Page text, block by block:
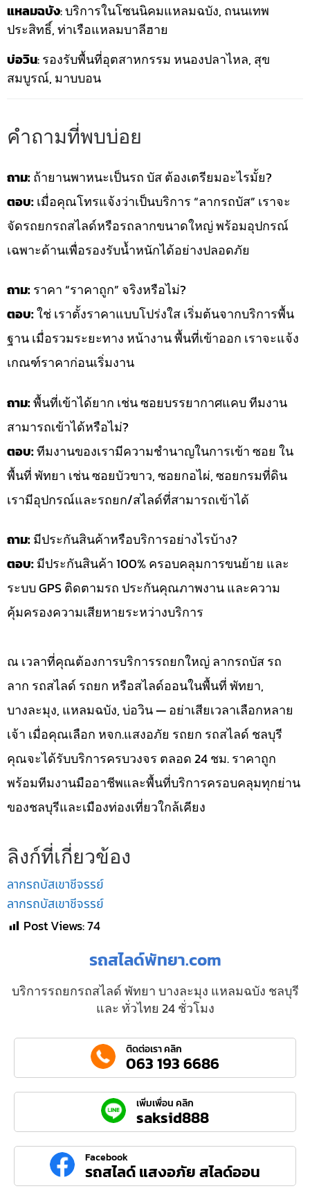
แหลมฉบัง: บริการในโซนนิคมแหลมฉบัง, ถนนเทพ
ประสิทธิ์, ท่าเรือแหลมบาลีฮาย
บ่อวิน: รองรับพื้นที่อุตสาหกรรม หนองปลาไหล, สุข
สมบูรณ์, มาบบอน
คำถามที่พบบ่อย
ถาม:ถ้ายานพาหนะเป็นรถ บัส ต้องเตรียมอะไรมั้ย?
ตอบ:เมื่อคุณโทรแจ้งว่าเป็นบริการ “ลากรถบัส” เราจะ
จัดรถยกรถสไลด์หรือรถลากขนาดใหญ่ พร้อมอุปกรณ์
เฉพาะด้านเพื่อรองรับน้ำหนักได้อย่างปลอดภัย
ถาม:ราคา “ราคาถูก” จริงหรือไม่?
ตอบ:ใช่ เราตั้งราคาแบบโปร่งใส เริ่มต้นจากบริการพื้น
ฐาน เมื่อรวมระยะทาง หน้างาน พื้นที่เข้าออก เราจะแจ้ง
เกณฑ์ราคาก่อนเริ่มงาน
ถาม:พื้นที่เข้าได้ยาก เช่น ซอยบรรยากาศแคบ ทีมงาน
สามารถเข้าได้หรือไม่?
ตอบ:ทีมงานของเรามีความชำนาญในการเข้า ซอย ใน
พื้นที่ พัทยา เช่น ซอยบัวขาว, ซอยกอไผ่, ซอยกรมที่ดิน
เรามีอุปกรณ์และรถยก/สไลด์ที่สามารถเข้าได้
ถาม:มีประกันสินค้าหรือบริการอย่างไรบ้าง?
ตอบ:มีประกันสินค้า 100% ครอบคลุมการขนย้าย และ
ระบบ GPS ติดตามรถ ประกันคุณภาพงาน และความ
คุ้มครองความเสียหายระหว่างบริการ
ณ เวลาที่คุณต้องการบริการรถยกใหญ่ ลากรถบัส รถ
ลาก รถสไลด์ รถยก หรือสไลด์ออนในพื้นที่ พัทยา,
บางละมุง, แหลมฉบัง, บ่อวิน — อย่าเสียเวลาเลือกหลาย
เจ้า เมื่อคุณเลือก หจก.แสงอภัย รถยก รถสไลด์ ชลบุรี
คุณจะได้รับบริการครบวงจร ตลอด 24 ชม. ราคาถูก
พร้อมทีมงานมืออาชีพและพื้นที่บริการครอบคลุมทุกย่าน
ของชลบุรีและเมืองท่องเที่ยวใกล้เคียง
ลิงก์ที่เกี่ยวข้อง
ลากรถบัสเขาชีจรรย์
ลากรถบัสเขาชีจรรย์
Post Views:74
รถสไลด์พัทยา.com
บริการรถยกรถสไลด์ พัทยา บางละมุง แหลมฉบัง ชลบุรี
และ ทั่วไทย 24 ชั่วโมง
ติดต่อเรา คลิก
063 193 6686
เพิ่มเพื่อน คลิก
saksid888
Facebook
รถสไลด์ แสงอภัย สไลด์ออน